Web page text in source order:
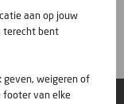
aan op jouw
terecht bent
geven, weigeren of
footer van elke